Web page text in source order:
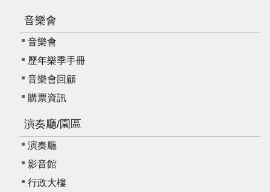
音樂會
音樂會
歷年樂季手冊
音樂會回顧
購票資訊
演奏廳/園區
演奏廳
影音館
行政大樓